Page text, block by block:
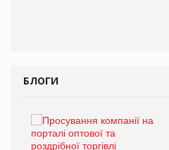
БЛОГИ